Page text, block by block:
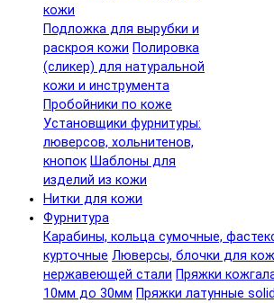
кожи
Подложка для вырубки и
раскроя кожи Полировка
(сликер) для натуральной
кожи и инструмента
Пробойники по коже
Установщики фурнитуры:
люверсов, хольнитенов,
кнопок Шаблоны для
изделий из кожи
Нитки для кожи
Фурнитура
Карабины, кольца сумочные,
курточные Люверсы, блочки для
нержавеющей стали Пряжки
10мм до 30мм Пряжки латунные